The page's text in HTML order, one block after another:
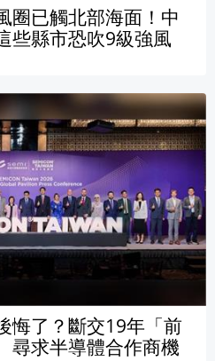
圈已觸北部海面！中
縣市恐吹9級強風
悔了？斷交19年「前
求半導體合作商機